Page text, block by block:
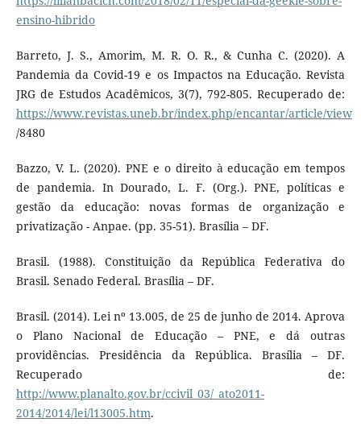
ensino-hibrido
Barreto, J. S., Amorim, M. R. O. R., & Cunha C. (2020). A
Pandemia da Covid-19 e os Impactos na Educação. Revista
JRG de Estudos Acadêmicos, 3(7), 792-805. Recuperado de:
https://www.revistas.uneb.br/index.php/encantar/article/view
/8480
Bazzo, V. L. (2020). PNE e o direito à educação em tempos
de pandemia. In Dourado, L. F. (Org.). PNE, políticas e
gestão da educação: novas formas de organização e
privatização - Anpae. (pp. 35-51). Brasília – DF.
Brasil. (1988). Constituição da República Federativa do
Brasil. Senado Federal. Brasília – DF.
Brasil. (2014). Lei nº 13.005, de 25 de junho de 2014. Aprova
o Plano Nacional de Educação – PNE, e dá outras
providências. Presidência da República. Brasília – DF.
Recuperado de:
http://www.planalto.gov.br/ccivil_03/_ato2011-
2014/2014/lei/l13005.htm.